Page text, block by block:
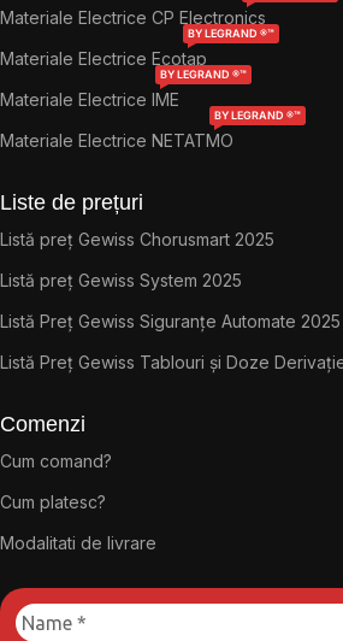
Materiale Electrice CP Electronics
Materiale Electrice Ecotap
BY LEGRAND ®™
Materiale Electrice IME
BY LEGRAND ®™
Materiale Electrice NETATMO
BY LEGRAND ®™
Liste de prețuri
Listă preț Gewiss Chorusmart 2025
Listă preț Gewiss System 2025
Listă Preț Gewiss Siguranțe Automate 2025
Listă Preț Gewiss Tablouri și Doze
Comenzi
Cum comand?
Cum platesc?
Modalitati de livrare